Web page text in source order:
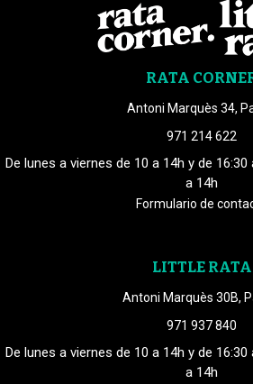
RATA
Antoni Marquès 34,
971 214 622
De lunes a viernes de 10 a 14h y de
a 14h
Formulario de
LITTLE RATA
Antoni Marquès 30B,
971 937 840
De lunes a viernes de 10 a 14h y de
a 14h